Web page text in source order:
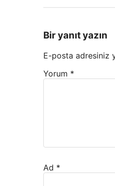
Bir yanıt yazın
E-posta adresiniz
Yorum *
Ad *